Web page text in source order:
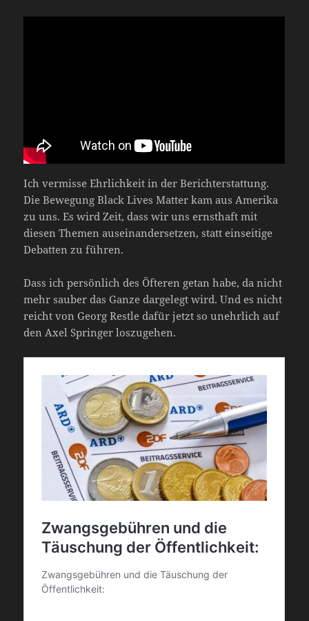
Ich vermisse Ehrlichkeit in der Berichterstattung.
Die Bewegung Black Lives Matter kam aus Amerika
zu uns. Es wird Zeit, dass wir uns ernsthaft mit
diesen Themen auseinandersetzen, statt einseitige
Debatten zu führen.
Dass ich persönlich des Öfteren getan habe, da nicht
mehr sauber das Ganze dargelegt wird. Und es nicht
reicht von Georg Restle dafür jetzt so unehrlich auf
den Axel Springer loszugehen.